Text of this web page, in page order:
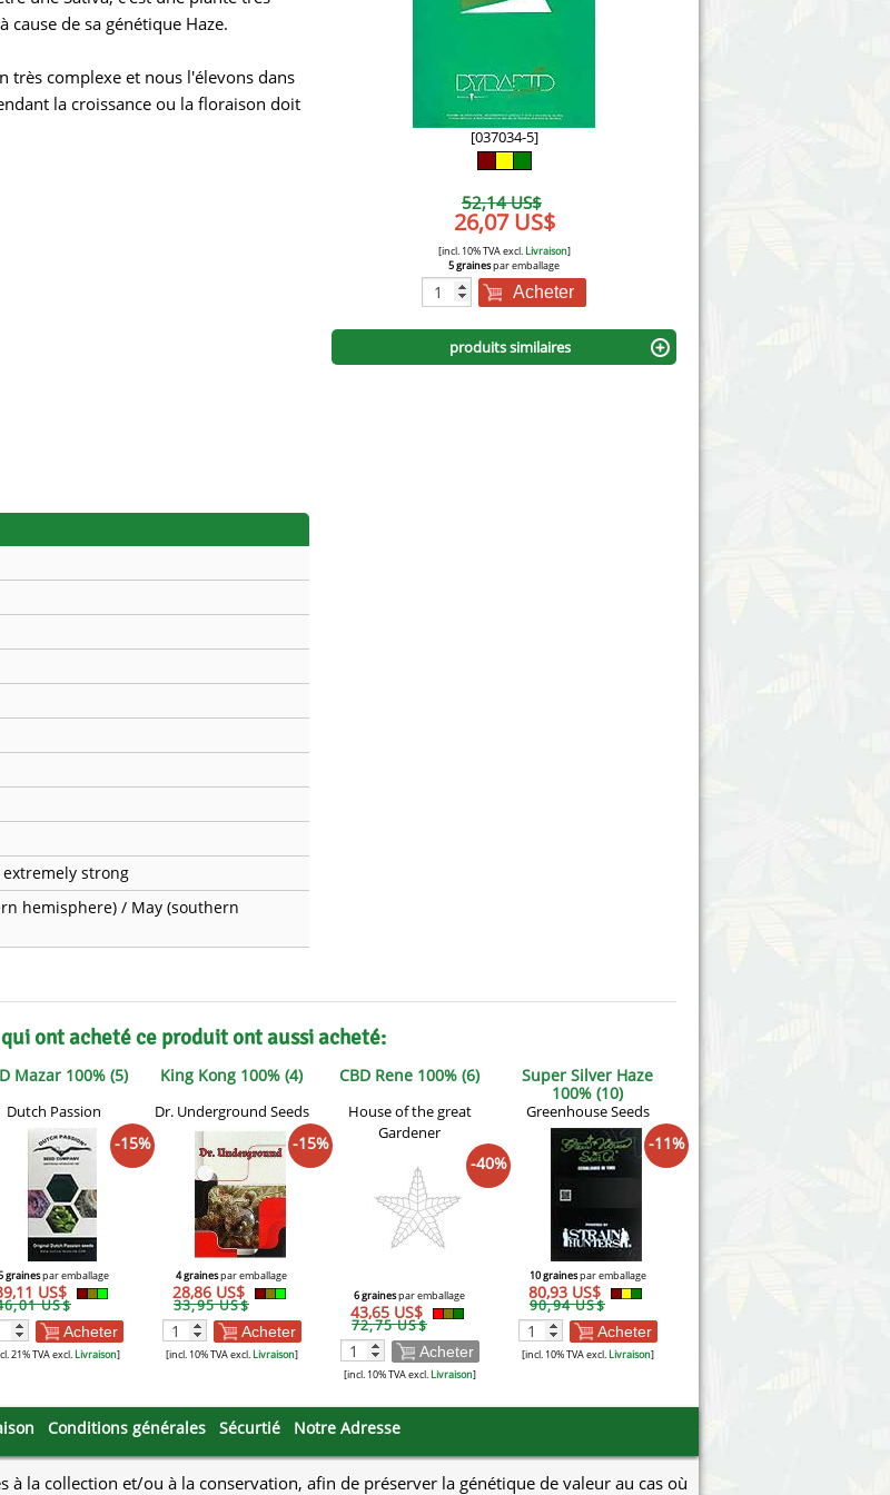
Mallorca Seeds
Mandala
Medical Seeds Co. Silent Seeds
Söllner - Vadda's Marijuanabam
Victory Seeds
Vision Seeds
White Label Seeds
World of Seeds
CBD Chanvre Industriel
cause de sa génétique Haze.
très complexe et nous l'élevons dans
la croissance ou la floraison doit
strong
hemisphere) / May (southern
[037034-5]
52,14 US$
26,07 US$
[incl. 10% TVA excl.Livraison]
5 grainespar emballage
Acheter
produits similaires
ont acheté ce produit ont aussi acheté:
Mazar 100% (5)
Dutch Passion
-15%
grainespar emballage
US$
US$
Acheter
21% TVA excl.Livraison]
King Kong 100% (4)
Dr. Underground Seeds
-15%
4 grainespar emballage
28,86 US$
33,95 US$
Acheter
[incl. 10% TVA excl.Livraison]
CBD Rene 100% (6)
House of the great
Gardener
-40%
6 grainespar emballage
43,65 US$
72,75 US$
Acheter
[incl. 10% TVA excl.Livraison]
Super Silver Haze
100% (10)
Greenhouse Seeds
-11%
10 grainespar emballage
80,93 US$
90,94 US$
Acheter
[incl. 10% TVA excl.Livraison]
Conditions générales Sécurtié Notre Adresse
à la collection et/ou à la conservation, afin de préserver la génétique de valeur au cas où